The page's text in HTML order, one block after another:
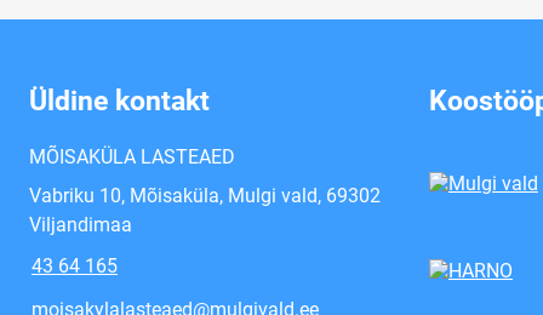
Üldine kontakt
MÕISAKÜLA LASTEAED
Vabriku 10, Mõisaküla, Mulgi vald, 69302
Viljandimaa
43 64 165
moisakylalasteaed@mulgivald.ee